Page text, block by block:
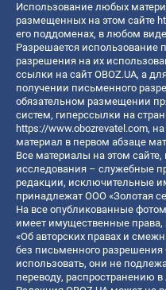
Использование любых
размещенных на этом сайте
его поддоменах, в любом
Разрешается использование
разрешения на их
ссылки на сайт OBOZ.UA, а
получении письменного
обязательном размещении
систем, гиперссылки на
https://www.obozrevatel.com,
материал в первом абзаце
Все материалы на этом
исследования – служебные
редакции, исключительные
принадлежат ООО «Золотая
На все опубликованные
имеет имущественные
«Об авторских правах и
без письменного
использовать, они не
переводу, распространению